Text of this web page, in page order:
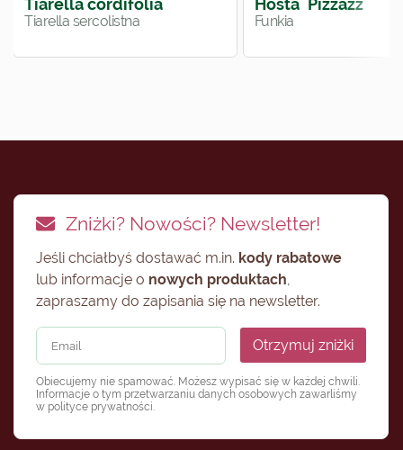
Tiarella cordifolia
Tiarella sercolistna
Hosta `Pizzazz`
Funkia
Zniżki? Nowości? Newsletter!
Jeśli chciałbyś dostawać m.in. kody rabatowe
lub informacje o nowych produktach
zapraszamy do zapisania się na newsletter.
Otrzymuj zniżki
Obiecujemy nie spamować. Możesz wypisać się w każdej chwili.
Informacje o tym przetwarzaniu danych osobowych zawarliśmy
w polityce prywatności